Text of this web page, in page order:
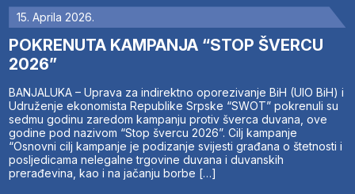
15. Aprila 2026.
POKRENUTA KAMPANJA “STOP ŠVERCU
2026”
BANJALUKA – Uprava za indirektno oporezivanje BiH (UIO BiH) i
Udruženje ekonomista Republike Srpske “SWOT” pokrenuli su
sedmu godinu zaredom kampanju protiv šverca duvana, ove
godine pod nazivom “Stop švercu 2026”. Cilj kampanje
“Osnovni cilj kampanje je podizanje svijesti građana o štetnosti i
posljedicama nelegalne trgovine duvana i duvanskih
prerađevina, kao i na jačanju borbe […]